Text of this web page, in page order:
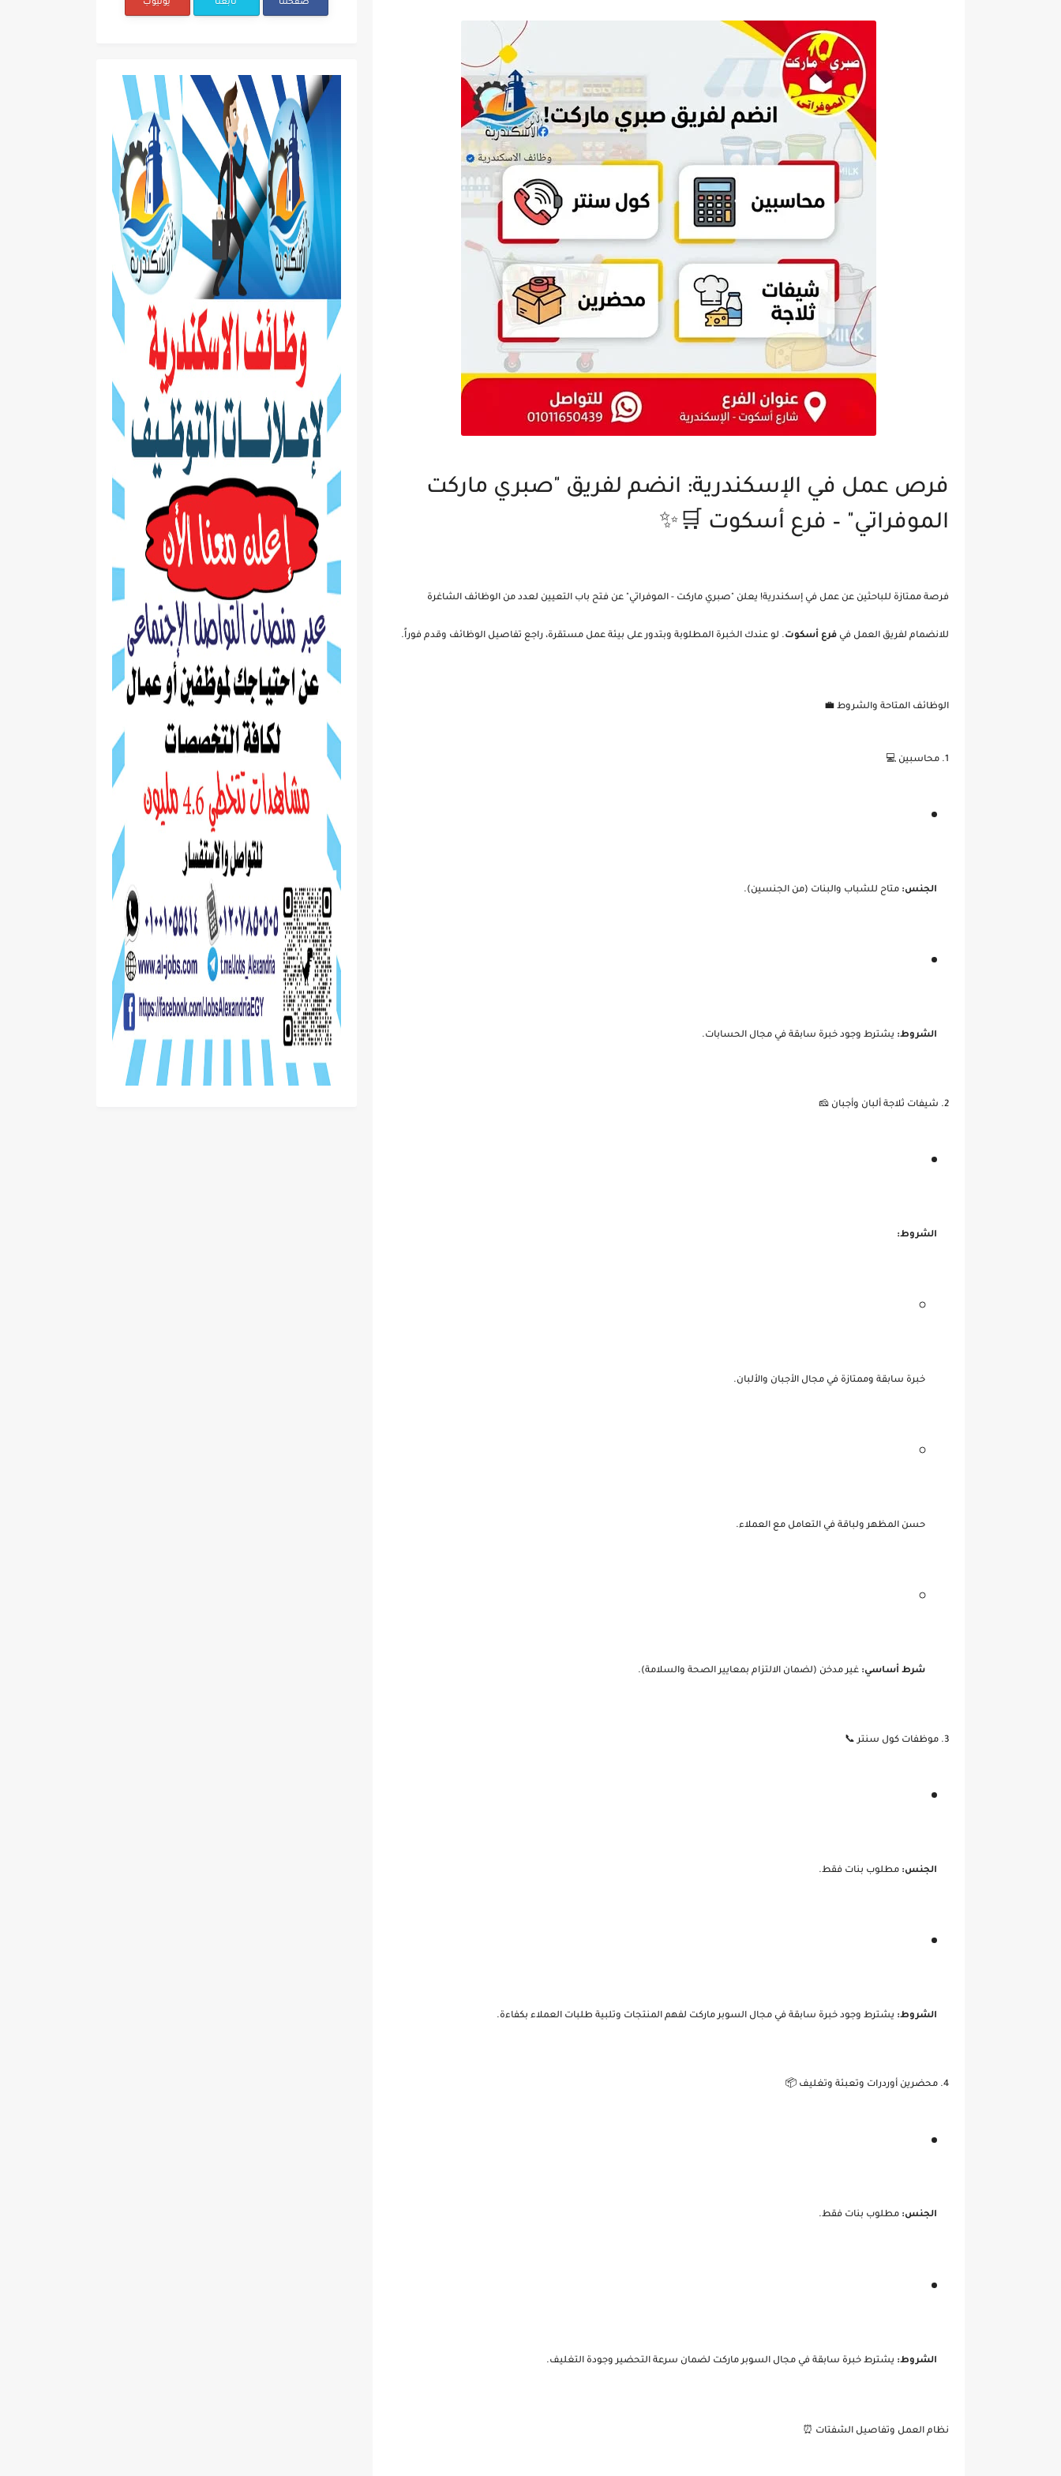
فرص عمل في الإسكندرية: انضم لفريق "صبري ماركت
الموفراتي" – فرع أسكوت 🛒✨
فرصة ممتازة للباحثين عن عمل في إسكندرية! يعلن "صبري ماركت - الموفراتي" عن فتح باب التعيين لعدد من الوظائف الشاغرة
للانضمام لفريق العمل في فرع أسكوت. لو عندك الخبرة المطلوبة وبتدور على بيئة عمل مستقرة، راجع تفاصيل الوظائف وقدم فوراً.
الوظائف المتاحة والشروط 💼
1. محاسبين 💻
الجنس: متاح للشباب والبنات (من الجنسين).
الشروط: يشترط وجود خبرة سابقة في مجال الحسابات.
2. شيفات ثلاجة ألبان وأجبان 🧀
الشروط:
خبرة سابقة وممتازة في مجال الأجبان والألبان.
حسن المظهر ولباقة في التعامل مع العملاء.
شرط أساسي: غير مدخن (لضمان الالتزام بمعايير الصحة والسلامة).
3. موظفات كول سنتر 📞
الجنس: مطلوب بنات فقط.
الشروط: يشترط وجود خبرة سابقة في مجال السوبر ماركت لفهم المنتجات وتلبية طلبات العملاء بكفاءة.
4. محضرين أوردرات وتعبئة وتغليف 📦
الجنس: مطلوب بنات فقط.
الشروط: يشترط خبرة سابقة في مجال السوبر ماركت لضمان سرعة التحضير وجودة التغليف.
نظام العمل وتفاصيل الشفتات ⏰
صفحتنا تابعنا يوتيوب